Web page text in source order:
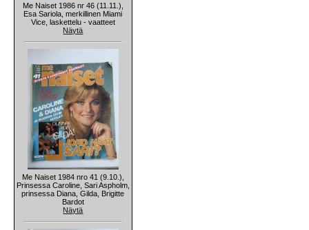
Me Naiset 1986 nr 46 (11.11.),
Esa Sariola, merkillinen Miami
Vice, laskettelu - vaatteet
Näytä
Me Naiset 1984 nro 41 (9.10.),
Prinsessa Caroline, Sari Aspholm,
prinsessa Diana, Gilda, Brigitte
Bardot
Näytä